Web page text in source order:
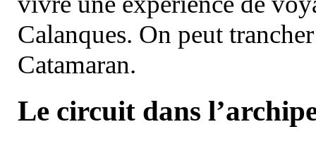
Calanques. On peut
Catamaran.
Le circuit dans